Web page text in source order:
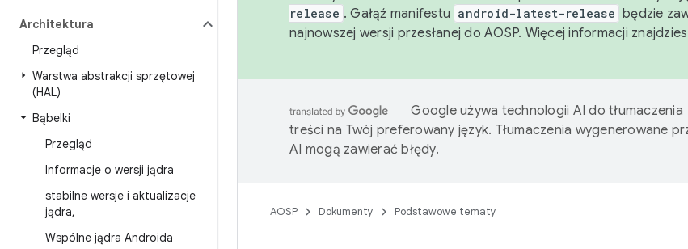
Architektura
Przegląd
Warstwa abstrakcji sprzętowej
(HAL)
Bąbelki
Przegląd
Informacje o wersji jądra
stabilne wersje i aktualizacje
jądra,
Wspólne jądra Androida
release . Gałąź manifestu android-latest-release będzie
najnowszej wersji przesłanej do AOSP. Więcej informacji
Google używa technologii AI do tłumaczenia
treści na Twój preferowany język. Tłumaczenia wygenerowane
AI mogą zawierać błędy.
AOSP Dokumenty Podstawowe tematy